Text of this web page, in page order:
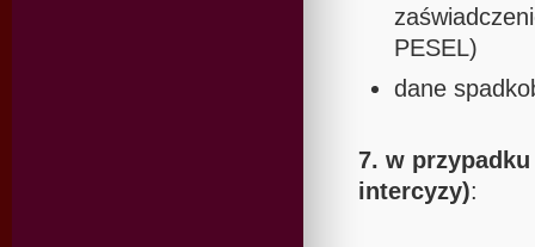
PESEL)
dane
7. w przypadku
intercyzy):